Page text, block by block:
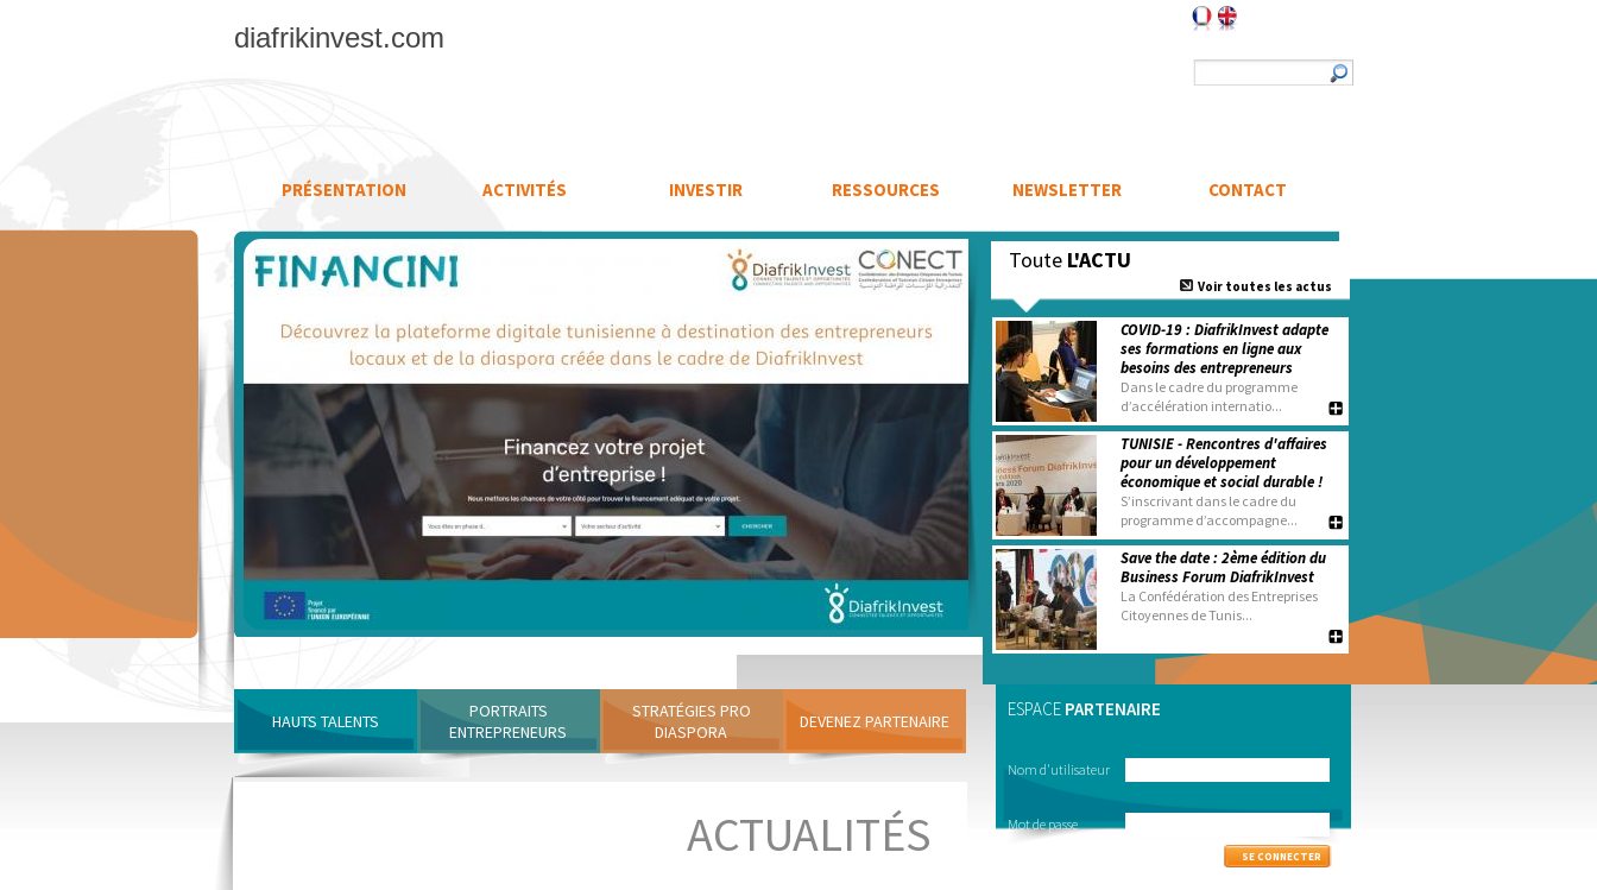
diafrikinvest.com Formulaire de recherche
Rechercher
PRÉSENTATION ACTIVITÉS INVESTIR RESSOURCES NEWSLETTER CONTACT
Toute L'ACTU
Voir toutes les actus
COVID-19 : DiafrikInvest adapte
ses formations en ligne aux
besoins des entrepreneurs
Dans le cadre du programme
d’accélération internatio...
TUNISIE - Rencontres d'affaires
pour un développement
économique et social durable !
S’inscrivant dans le cadre du
programme d’accompagne...
Save the date : 2ème édition du
Business Forum DiafrikInvest
La Confédération des Entreprises
Citoyennes de Tunis...
HAUTS TALENTS
PORTRAITS
ENTREPRENEURS
STRATÉGIES PRO
DIASPORA
DEVENEZ PARTENAIRE
ACTUALITÉS
ESPACE PARTENAIRE
Nom d'utilisateur
Mot de passe